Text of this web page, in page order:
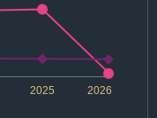
2026
2025